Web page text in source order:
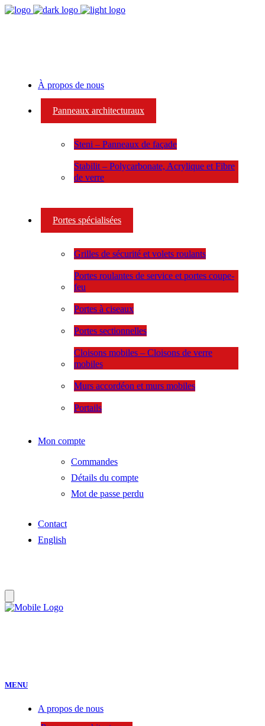
À propos de nous
Panneaux architecturaux
Steni – Panneaux de façade
Stabilit – Polycarbonate, Acrylique et Fibre
de verre
Portes spécialisées
Grilles de sécurité et volets roulants
Portes roulantes de service et portes coupe-
feu
Portes à ciseaux
Portes sectionnelles
Cloisons mobiles – Cloisons de verre
mobiles
Murs accordéon et murs mobiles
Portails
Mon compte
Commandes
Détails du compte
Mot de passe perdu
Contact
English
MENU
A propos de nous